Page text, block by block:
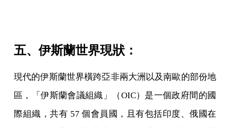
五、伊斯蘭世界現狀：
現代的伊斯蘭世界橫跨亞非兩大洲以及南歐的部份地
區，「伊斯蘭會議組織」（OIC）是一個政府間的國
際組織，共有 57 個會員國，且有包括印度、俄國在